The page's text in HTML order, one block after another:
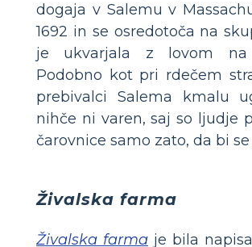
dogaja v Salemu v
1692 in se osredotoča na
je ukvarjala z lovom na
Podobno kot pri rdečem
prebivalci Salema kmalu
nihče ni varen, saj so ljudje
čarovnice samo zato, da bi se
Živalska farma
Živalska farma je bila